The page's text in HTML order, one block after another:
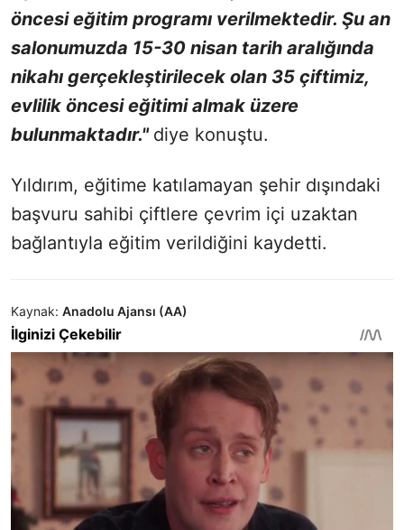
öncesi eğitim programı verilmektedir. Şu an
salonumuzda 15-30 nisan tarih aralığında
nikahı gerçekleştirilecek olan 35 çiftimiz,
evlilik öncesi eğitimi almak üzere
bulunmaktadır." diye konuştu.
Yıldırım, eğitime katılamayan şehir dışındaki
başvuru sahibi çiftlere çevrim içi uzaktan
bağlantıyla eğitim verildiğini kaydetti.
Kaynak: Anadolu Ajansı (AA)